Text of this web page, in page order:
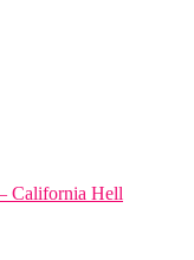
California Hell